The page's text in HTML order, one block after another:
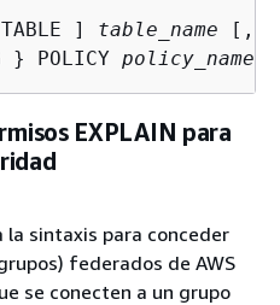
TABLE ] table_name [,
} POLICY policy_name
EXPLAIN para
sintaxis para conceder
federados de AWS
se conecten a un grupo